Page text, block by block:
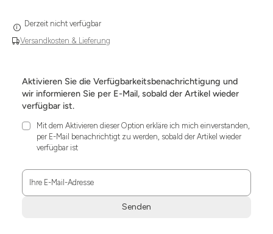
Versandkosten & Lieferung
Derzeit nicht verfügbar
Aktivieren Sie die Verfügbarkeitsbenachrichtigung und
wir informieren Sie per E-Mail, sobald der Artikel wieder
verfügbar ist.
Mit dem Aktivieren dieser Option erkläre ich mich einverstanden,
per E-Mail benachrichtigt zu werden, sobald der Artikel wieder
verfügbar ist
Ihre E-Mail-Adresse
Senden